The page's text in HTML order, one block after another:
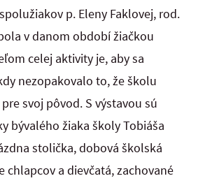
p. Eleny Faklovej, rod.
v danom období žiačkou
celej aktivity je, aby sa
nezopakovalo to, že školu
svoj pôvod. S výstavou sú
bývalého žiaka školy Tobiáša
stolička, dobová školská
chlapcov a dievčatá, zachované